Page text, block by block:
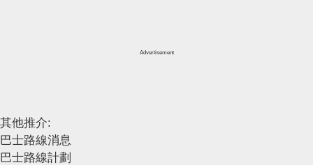
Advertisement
其他推介:
巴士路線消息
巴士路線計劃